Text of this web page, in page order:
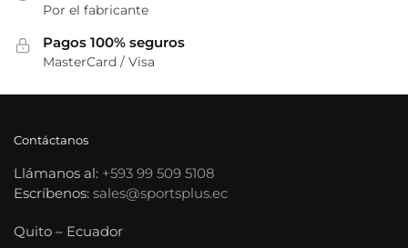
Por el fabricante
Pagos 100% seguros
MasterCard / Visa
Contáctanos
Llámanos al: +593 99 509 5108
Escríbenos: sales@sportsplus.ec
Quito – Ecuador